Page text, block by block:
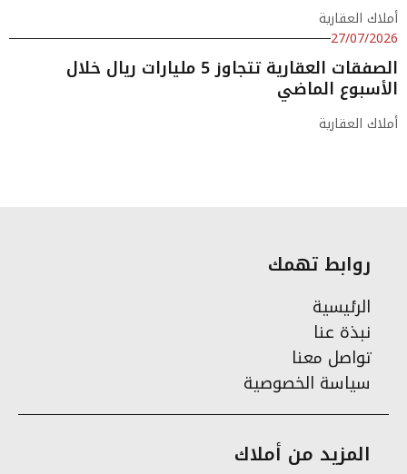
أملاك العقارية
27/07/2026
الصفقات العقارية تتجاوز 5 مليارات ريال خلال
الأسبوع الماضي
أملاك العقارية
روابط تهمك
الرئيسية
نبذة عنا
تواصل معنا
سياسة الخصوصية
المزيد من أملاك